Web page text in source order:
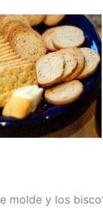
molde y los